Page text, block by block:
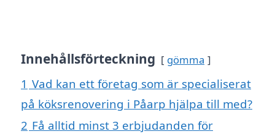
Innehållsförteckning gömma
1 Vad kan ett företag som är specialiserat
på köksrenovering i Påarp hjälpa till med?
2 Få alltid minst 3 erbjudanden för